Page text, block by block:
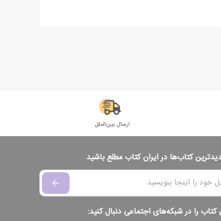
ارسال بین‌الملل
کتاب‌ها در ایران کتاب مطلع باشید
کتاب را در شبکه‌های اجتماعی دنبال کنید: